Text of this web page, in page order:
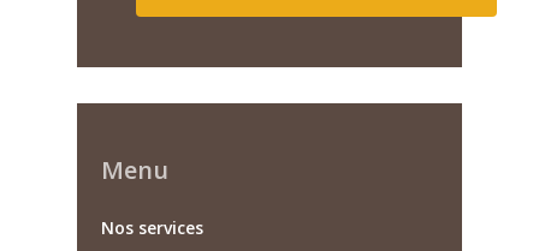
Menu
Nos services